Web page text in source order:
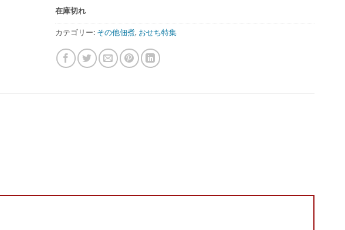
在庫切れ
カテゴリー: その他佃煮, おせち特集